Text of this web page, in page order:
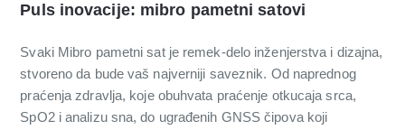
Puls inovacije: mibro pametni satovi
Svaki Mibro pametni sat je remek-delo inženjerstva i dizajna,
stvoreno da bude vaš najverniji saveznik. Od naprednog
praćenja zdravlja, koje obuhvata praćenje otkucaja srca,
SpO2 i analizu sna, do ugrađenih GNSS čipova koji